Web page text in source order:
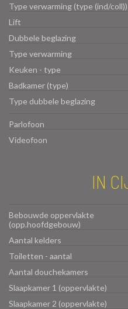
Type verwarming (type (ind/coll))
Lift
Dubbele beglazing
Type verwarming
Keuken - type
Badkamer (type)
Type dubbele beglazing
Parlofoon
Videofoon
IN
Bebouwde oppervlakte
(opp.hoofdgebouw)
Aantal kelders
Toiletten - aantal
Aantal douchekamers
Slaapkamer 1 (oppervlakte)
Slaapkamer 2 (oppervlakte)